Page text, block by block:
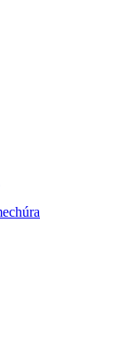
poradenstvo
náhrady funkcie
navštívte nás.